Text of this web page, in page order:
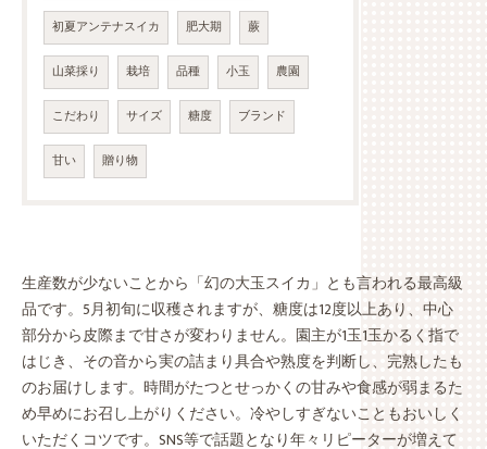
初夏アンテナスイカ 肥大期 蕨
山菜採り 栽培 品種 小玉 農園
こだわり サイズ 糖度 ブランド
甘い 贈り物
生産数が少ないことから「幻の大玉スイカ」とも言われる最高級
品です。5月初旬に収穫されますが、糖度は12度以上あり、中心
部分から皮際まで甘さが変わりません。園主が1玉1玉かるく指で
はじき、その音から実の詰まり具合や熟度を判断し、完熟したも
のお届けします。時間がたつとせっかくの甘みや食感が弱まるた
め早めにお召し上がりください。冷やしすぎないこともおいしく
いただくコツです。SNS等で話題となり年々リピーターが増えて